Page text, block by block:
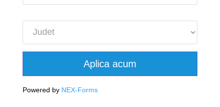
Aplica acum
Powered by NEX-Forms